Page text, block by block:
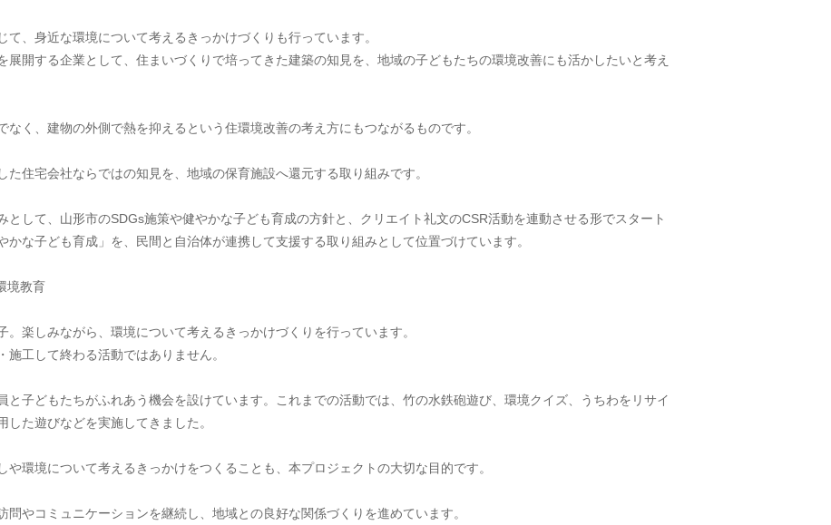
、身近な環境について考えるきっかけづくりも行っています。
展開する企業として、住まいづくりで培ってきた建築の知見を、地域の子どもたちの環境改善にも活かしたいと考え
く、建物の外側で熱を抑えるという住環境改善の考え方にもつながるものです。
た住宅会社ならではの知見を、地域の保育施設へ還元する取り組みです。
として、山形市のSDGs施策や健やかな子ども育成の方針と、クリエイト礼文のCSR活動を連動させる形でスタート
かな子ども育成」を、民間と自治体が連携して支援する取り組みとして位置づけています。
境教育
楽しみながら、環境について考えるきっかけづくりを行っています。
工して終わる活動ではありません。
と子どもたちがふれあう機会を設けています。これまでの活動では、竹の水鉄砲遊び、環境クイズ、うちわをリサイ
た遊びなどを実施してきました。
環境について考えるきっかけをつくることも、本プロジェクトの大切な目的です。
問やコミュニケーションを継続し、地域との良好な関係づくりを進めています。